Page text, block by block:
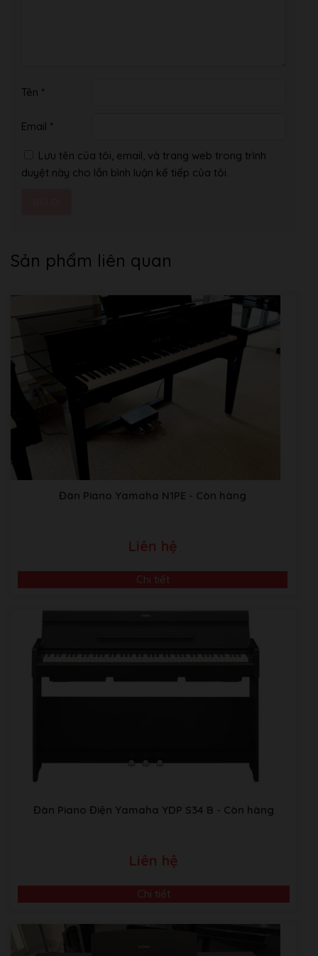
Tên *
Email *
Lưu tên của tôi, email, và trang web trong trình
duyệt này cho lần bình luận kế tiếp của tôi.
Sản phẩm liên quan
Đàn Piano Yamaha N1PE - Còn hàng
Liên hệ
Chi tiết
Đàn Piano Điện Yamaha YDP S34 B - Còn hàng
Liên hệ
Chi tiết